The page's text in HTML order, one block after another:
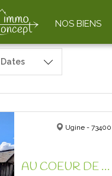
NOS BIENS
Dates
Ugine - 73400
AU COEUR DE NOS MONTAGNES ! AUTHENTIQUE FERME A REHABILITER !